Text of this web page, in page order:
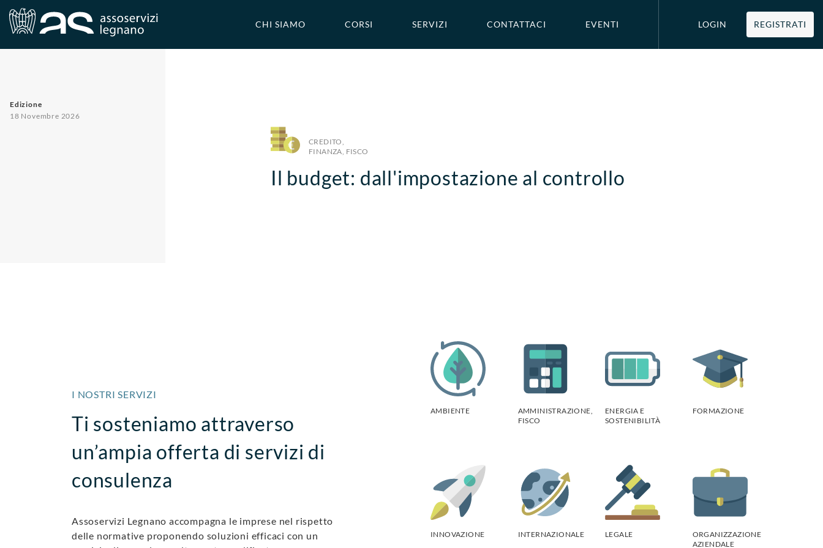
CHI SIAMO CORSI SERVIZI CONTATTACI EVENTI LOGIN REGISTRATI
Corsi Credito, finanza, fisco
Edizione
18 Novembre 2026
CREDITO,
FINANZA, FISCO
Il budget: dall'impostazione al controllo
I NOSTRI SERVIZI
Ti sosteniamo attraverso
un’ampia offerta di servizi di
consulenza
Assoservizi Legnano accompagna le imprese nel rispetto
delle normative proponendo soluzioni efficaci con un
AMBIENTE
AMMINISTRAZIONE,
FISCO
ENERGIA E
SOSTENIBILITÀ
FORMAZIONE
INNOVAZIONE INTERNAZIONALE LEGALE
ORGANIZZAZIONE
AZIENDALE